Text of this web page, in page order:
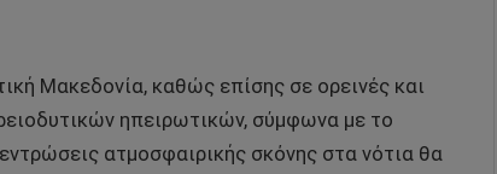
Μακεδονία, καθώς επίσης σε ορεινές και
ηπειρωτικών, σύμφωνα με το
ατμοσφαιρικής σκόνης στα νότια θα